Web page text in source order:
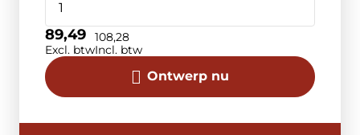
Ontwerp nu
89,49
Excl. btw
108,28
Incl. btw